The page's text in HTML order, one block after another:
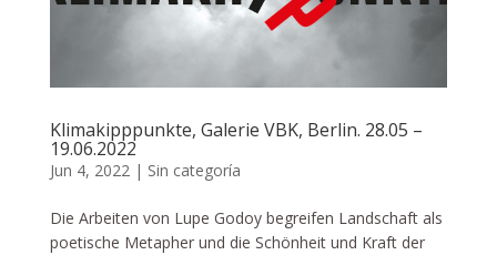
Klimakipppunkte, Galerie VBK, Berlin. 28.05 –
19.06.2022
Jun 4, 2022| Sin categoría
Die Arbeiten von Lupe Godoy begreifen Landschaft als
poetische Metapher und die Schönheit und Kraft der